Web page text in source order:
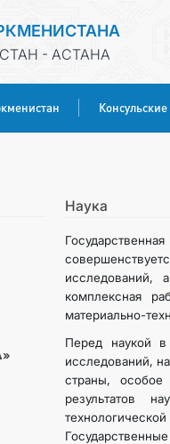
- АСТАНА
Консульские
Наука
исследований,
комплексная
материально-
Перед наукой в
исследований,
страны, особое
результатов